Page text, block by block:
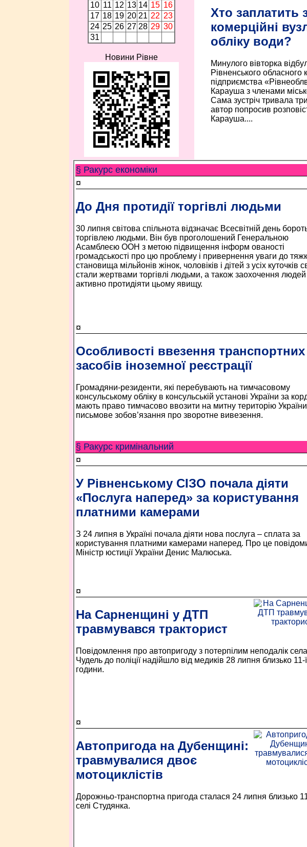
10 11 12 13 14 15 16
17 18 19 20 21 22 23
24 25 26 27 28 29 30
31
Новини Рівне
Хто заплатить
комерційні
обліку води?
Минулого вівторка
Рівненського обласного
підприємства
Карауша з членами
Сама зустріч тривала
автор попросив
Карауша....
§ Ракурс економiки
¤
До Дня протидії торгівлі людьми
30 липня світова спільнота відзначає Всесвітній день
торгівлею людьми. Він був проголошений Генеральною
Асамблеєю ООН з метою підвищення інформ ованості
громадськості про цю проблему і привернення уваги до
становища мільйонів жінок, чоловіків і дітей з усіх куточків
стали жертвами торгівлі людьми, а також заохочення людей
активно протидіяти цьому явищу.
¤
Особливості ввезення транспортних
засобів іноземної реєстрації
Громадяни-резиденти, які перебувають на тимчасовому
консульському обліку в консульській установі України за
мають право тимчасово ввозити на митну територію України
письмове зобов’язання про зворотне вивезення.
§ Ракурс кримінальний
¤
У Рівненському СІЗО почала діяти
«Послуга наперед» за користування
платними камерами
З 24 липня в Україні почала діяти нова послуга – сплата за
користування платними камерами наперед. Про це
Міністр юстиції України Денис Малюська.
¤
На Сарненщині у ДТП
травмувався тракторист
Повідомлення про автопригоду з потерпілим неподалік села
Чудель до поліції надійшло від медиків 28 липня близько 11-ї
години.
¤
Автопригода на Дубенщині:
травмувалися двоє
мотоциклістів
Дорожньо-транспортна пригода сталася 24 липня близько
селі Студянка.